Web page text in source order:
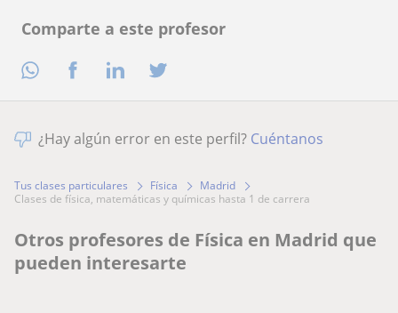
Comparte a este profesor
¿Hay algún error en este perfil? Cuéntanos
Tus clases particulares Física
Madrid
clases de física, matemáticas y químicas hasta 1 de carrera
Otros profesores de Física en Madrid que
pueden interesarte